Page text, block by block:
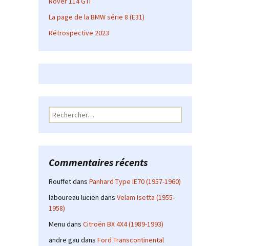
La page de la BMW série 8 (E31)
Rétrospective 2023
Rechercher :
Commentaires récents
Rouffetdans Panhard Type IE70 (1957-1960)
laboureau lucien dans Velam Isetta (1955-
1958)
Menu dans Citroën BX 4X4 (1989-1993)
andre gau dans Ford Transcontinental